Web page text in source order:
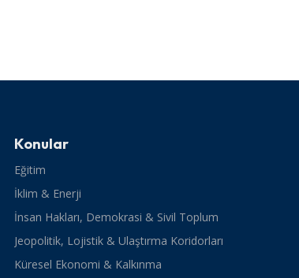
Konular
Eğitim
İklim & Enerji
İnsan Hakları, Demokrasi & Sivil Toplum
Jeopolitik, Lojistik & Ulaştırma Koridorları
Küresel Ekonomi & Kalkınma